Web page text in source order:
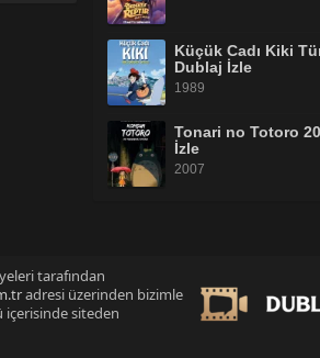
Küçük Cadı Kiki
Dublaj İzle
1989
Tonari no Totoro
İzle
2007
Toy Story 5 Full İzle
2026
tarafından
adresi üzerinden bizimle
içerisinde siteden